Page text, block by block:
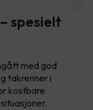
spesielt
med god
takrenner i
kostbare